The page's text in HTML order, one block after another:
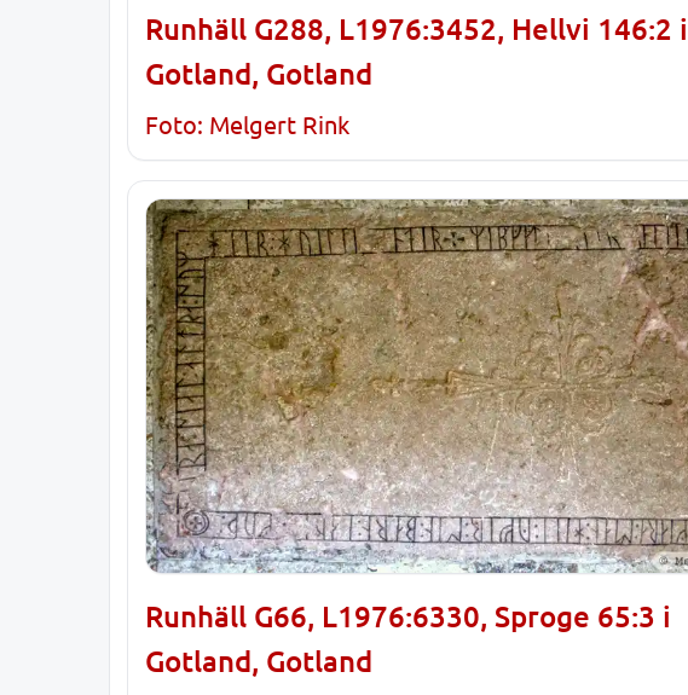
Runhäll G288, L1976:3452, Hellvi 146:2 i
Gotland, Gotland
Foto: Melgert Rink
Runhäll G66, L1976:6330, Sproge 65:3 i
Gotland, Gotland